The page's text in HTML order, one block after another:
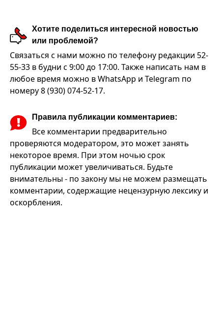
Хотите поделиться интересной новостью
или проблемой?
Связаться с нами можно по телефону редакции 52-
55-33 в будни с 9:00 до 17:00. Также написать нам в
любое время можно в WhatsApp и Telegram по
номеру 8 (930) 074-52-17.
Правила публикации комментариев:
Все комментарии предварительно
проверяются модератором, это может занять
некоторое время. При этом ночью срок
публикации может увеличиваться. Будьте
внимательны - по закону мы не можем размещать
комментарии, содержащие нецензурную лексику и
оскорбления.